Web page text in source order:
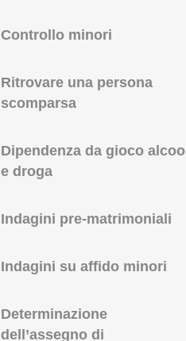
Controllo minori
Ritrovare una persona
scomparsa
Dipendenza da gioco alcool
e droga
Indagini pre-matrimoniali
Indagini su affido minori
Determinazione
dell’assegno di